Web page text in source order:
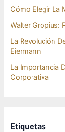
Cómo Elegir La
Walter Gropius:
La Revolución
Eiermann
La Importancia
Corporativa
Etiquetas